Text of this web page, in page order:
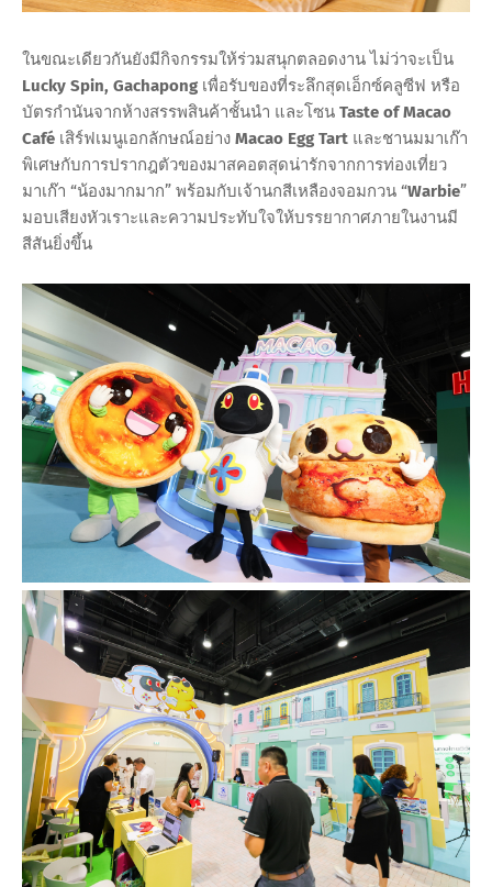
ในขณะเดียวกันยังมีกิจกรรมให้ร่วมสนุกตลอดงาน ไม่ว่าจะเป็น
Lucky Spin, Gachapong เพื่อรับของที่ระลึกสุดเอ็กซ์คลูซีฟ หรือ
บัตรกำนันจากห้างสรรพสินค้าชั้นนำ และโซน Taste of Macao
Café เสิร์ฟเมนูเอกลักษณ์อย่าง Macao Egg Tart และชานมมาเก๊า
พิเศษกับการปรากฎตัวของมาสคอตสุดน่ารักจากการท่องเที่ยว
มาเก๊า “น้องมากมาก” พร้อมกับเจ้านกสีเหลืองจอมกวน “Warbie”
มอบเสียงหัวเราะและความประทับใจให้บรรยากาศภายในงานมี
สีสันยิ่งขึ้น